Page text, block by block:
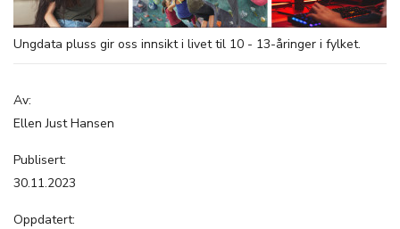
Ungdata pluss gir oss innsikt i livet til 10 - 13-åringer i fylket.
Av:
Ellen Just Hansen
Publisert:
30.11.2023
Oppdatert: